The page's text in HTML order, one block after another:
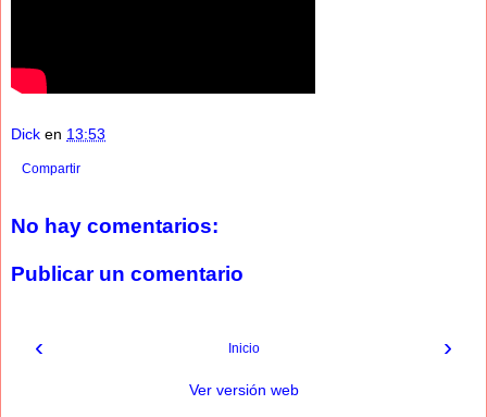
Dick en 13:53
Compartir
No hay comentarios:
Publicar un comentario
‹ ›
Inicio
Ver versión web